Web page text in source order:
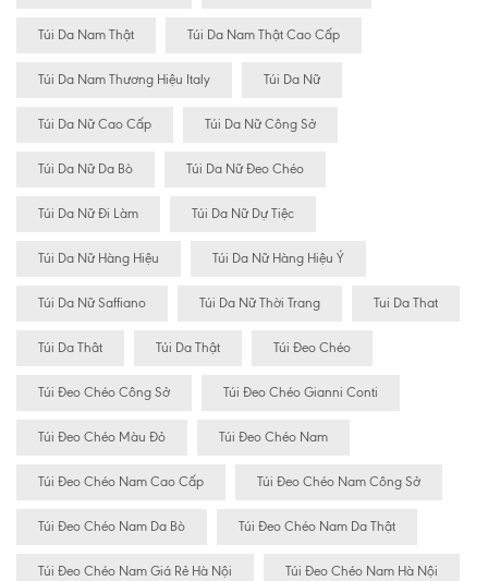
Túi Da Nam Thật Túi Da Nam Thật Cao Cấp
Túi Da Nam Thương Hiệu Italy Túi Da Nữ
Túi Da Nữ Cao Cấp Túi Da Nữ Công Sở
Túi Da Nữ Da Bò Túi Da Nữ Đeo Chéo
Túi Da Nữ Đi Làm Túi Da Nữ Dự Tiệc
Túi Da Nữ Hàng Hiệu Túi Da Nữ Hàng Hiệu Ý
Túi Da Nữ Saffiano Túi Da Nữ Thời Trang Tui Da That
Túi Da Thât Túi Da Thật Túi Đeo Chéo
Túi Đeo Chéo Công Sở Túi Đeo Chéo Gianni Conti
Túi Đeo Chéo Màu Đỏ Túi Đeo Chéo Nam
Túi Đeo Chéo Nam Cao Cấp Túi Đeo Chéo Nam Công Sở
Túi Đeo Chéo Nam Da Bò Túi Đeo Chéo Nam Da Thật
Túi Đeo Chéo Nam Giá Rẻ Hà Nội Túi Đeo Chéo Nam Hà Nội